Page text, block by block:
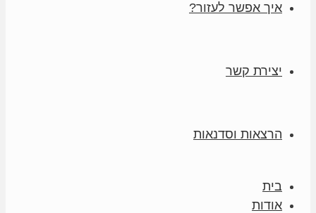
איך אפשר לעזור?
יצירת קשר
הרצאות וסדנאות
בית
אודות